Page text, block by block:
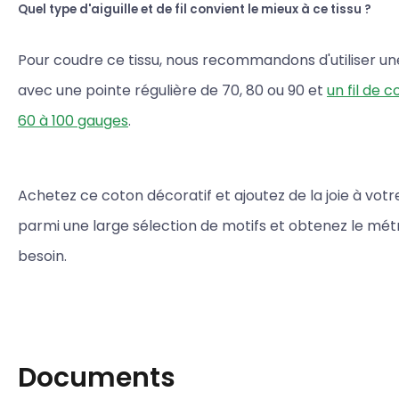
Quel type d'aiguille et de fil convient le mieux à ce tissu ?
Pour coudre ce tissu, nous recommandons d'utiliser
avec une pointe régulière de 70, 80 ou 90 et un fil de
60 à 100 gauges.
Achetez ce coton décoratif et ajoutez de la joie à
parmi une large sélection de motifs et obtenez le
besoin.
Documents